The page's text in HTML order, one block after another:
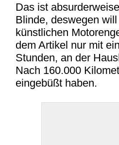
Das ist
Blinde, deswegen
künstlichen
dem Artikel nur mit
Stunden, an der
Nach 160.000
eingebüßt haben.